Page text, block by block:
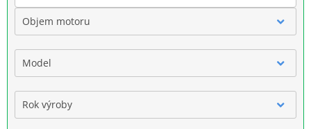
Objem motoru
Model
Rok výroby